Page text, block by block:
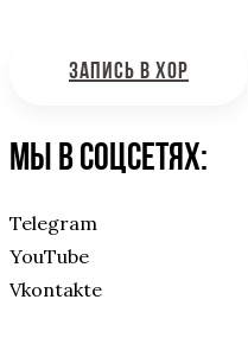
ЗАПИСЬ В ХОР
Мы в соцсетях:
Telegram
YouTube
Vkontakte